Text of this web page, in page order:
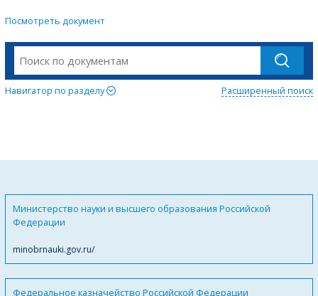
Посмотреть документ
Навигатор по разделу Расширенный поиск
Министерство науки и высшего образования Российской
Федерации
minobrnauki.gov.ru/
Федеральное казначейство Российской Федерации